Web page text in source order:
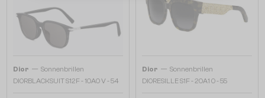
Dior — Sonnenbrillen
DIORBLACKSUIT S12F - 10A0 V - 54
Dior — Sonnenbrillen
DIORESILLE S1F - 20A1 O - 55